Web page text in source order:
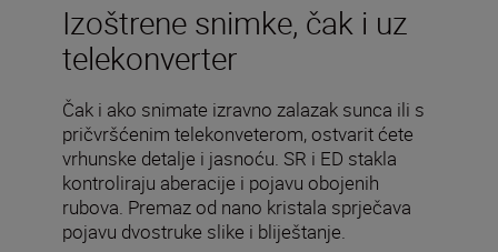
Izoštrene snimke, čak i uz
telekonverter
Čak i ako snimate izravno zalazak sunca ili s
pričvršćenim telekonveterom, ostvarit ćete
vrhunske detalje i jasnoću. SR i ED stakla
kontroliraju aberacije i pojavu obojenih
rubova. Premaz od nano kristala sprječava
pojavu dvostruke slike i bliještanje.